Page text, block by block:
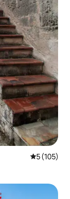
평점 5점(5
5 (105)